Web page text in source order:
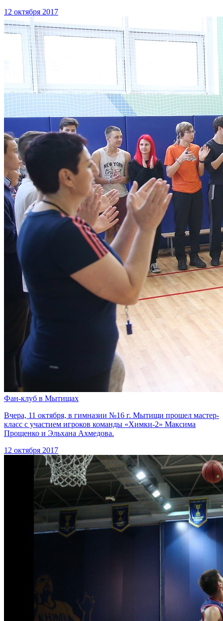
12 октября 2017
Фан-клуб в Мытищах
Вчера, 11 октября, в гимназии №16 г. Мытищи прошел мастер-
класс с участием игроков команды «Химки-2» Максима
Прощенко и Эльхана Ахмедова.
12 октября 2017